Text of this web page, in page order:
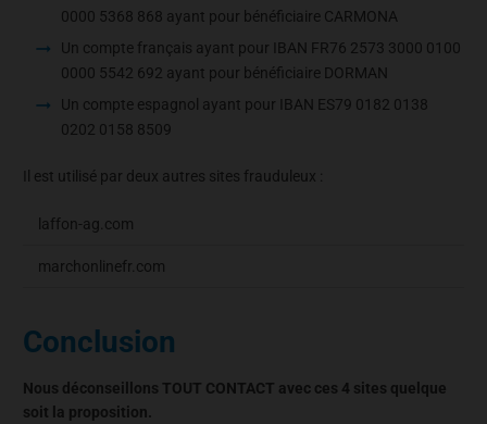
0000 5368 868 ayant pour bénéficiaire CARMONA
Un compte français ayant pour IBAN FR76 2573 3000 0100
0000 5542 692 ayant pour bénéficiaire DORMAN
Un compte espagnol ayant pour IBAN ES79 0182 0138
0202 0158 8509
Il est utilisé par deux autres sites frauduleux :
laffon-ag.com
marchonlinefr.com
Conclusion
Nous déconseillons TOUT CONTACT avec ces 4 sites quelque
soit la proposition.